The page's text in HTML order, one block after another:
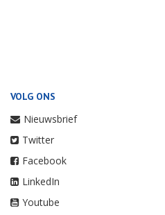
VOLG ONS
Nieuwsbrief
Twitter
Facebook
LinkedIn
Youtube